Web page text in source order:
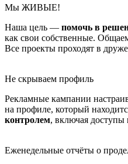
Мы ЖИВЫЕ!
Наша цель — помочь в
как свои собственные.
Все проекты проходят в
Не скрываем профиль
Рекламные кампании
на профиле, который
контролем, включая доступы
Еженедельные отчёты о